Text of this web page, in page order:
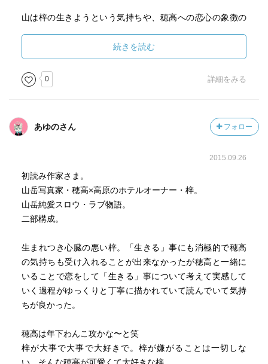
山は梓の生きようという気持ちや、穂高への恋心の象徴の
毎日遠目に山を見上げるだけで諦めていた梓の手をとっ
て、寄り添ってくれた穂高。穂高の愛に応えようという気
持ちが、登山したいという意欲につながっていきます。
穂高を好きになって、初めて生きることへの執着が芽生え
プラトニックで終わっちゃうんじゃないかと危惧するほど
そうな二人なので、ちょっとした身体接触wにもドキドキさ
せられました。
なので初めて結ばれたシーンは、よかった～！と安堵して
しまって、萌えより喜びの方が大きかったです。
Hはラブラブ、あまあまでした！
がりました。ボルゾイのシルフがめちゃくちゃいいw
山ものは好きなので、「天国に手が届く」も読んでみたい
と思います。
続きを読む
0 詳細をみる
あゆのさん フォロー
2015.09.26
初読み作家さま。
山岳写真家・穂高×高原のホテルオーナー・梓。
山岳純愛スロウ・ラブ物語。
二部構成。
生まれつき心臓の悪い梓。「生きる」事にも消極的で穂高
の気持ちも受け入れることが出来なかったが穂高と一緒に
いることで恋をして「生きる」事について考えて実感して
いく過程がゆっくりと丁寧に描かれていて読んでいて気持
ちが良かった。
穂高は年下わんこ攻かな〜と笑
梓が大事で大事で大好きで。梓が嫌がることは一切しな